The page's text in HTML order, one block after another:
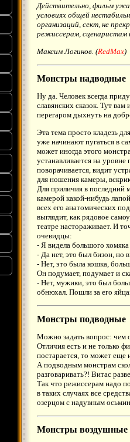
Действительно, фильм
условиях общей
организаций, сект, не
режиссерам, сценаристам
Максим Логинов. (RedMax)
Монстры надводные
Ну да. Человек всегда
славянских сказок. Тут
перегаром дыхнуть на
Эта тема просто кладезь
уже начинают пугаться в
может иногда этого
устанавливается на
поворачивается, видит
для ношения камеры,
Для приличия в последний
камерой какой-нибудь
всех его анатомических
выглядит, как рядовое
театре настораживает. И
очевидцы:
- Я видела большого хомяка
- Да нет, это был бизон, но
- Нет, это была кошка,
Он подумает, подумает и
- Нет, мужики, это был
обнюхал. Пошли за его
Монстры подводные
Можно задать вопрос: чем
Отличия есть и не только
постарается, то может еще
А подводным монстрам
разговаривать?! Витас
Так что режиссерам надо
в таких случаях все
озерцом с надувным
Монстры воздушные